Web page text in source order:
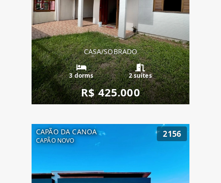
CASA/SOBRADO
3 dorms 2 suítes
R$ 425.000
CAPÃO DA CANOA
CAPÃO NOVO
2156